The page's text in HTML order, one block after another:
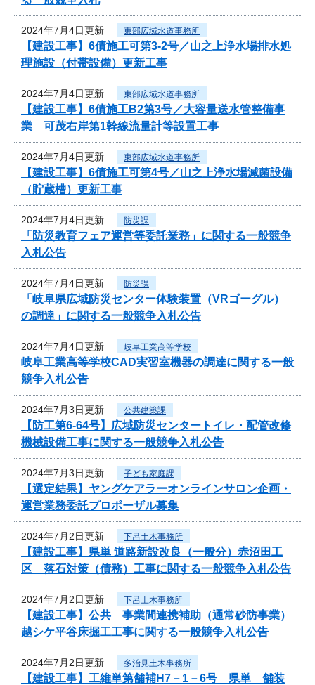
2024年7月4日更新 東部広域水道事務所
【建設工事】6債施工可第3-2号／山之上浄水場排水処
理施設（付帯設備）更新工事
2024年7月4日更新 東部広域水道事務所
【建設工事】6債施工B2第3号／大容量送水管整備事
業 可茂右岸第1幹線流量計等設置工事
2024年7月4日更新 東部広域水道事務所
【建設工事】6債施工可第4号／山之上浄水場滅菌設備
（貯蔵槽）更新工事
2024年7月4日更新 防災課
「防災教育フェア運営等委託業務」に関する一般競争
入札公告
2024年7月4日更新 防災課
「岐阜県広域防災センター体験装置（VRゴーグル）
の調達」に関する一般競争入札公告
2024年7月4日更新 岐阜工業高等学校
岐阜工業高等学校CAD実習室機器の調達に関する一般
競争入札公告
2024年7月3日更新 公共建築課
【防工第6-64号】広域防災センタートイレ・配管改修
機械設備工事に関する一般競争入札公告
2024年7月3日更新 子ども家庭課
【選定結果】ヤングケアラーオンラインサロン企画・
運営業務委託プロポーザル募集
2024年7月2日更新 下呂土木事務所
【建設工事】県単 道路新設改良（一般分）赤沼田工
区 落石対策（債務）工事に関する一般競争入札公告
2024年7月2日更新 下呂土木事務所
【建設工事】公共 事業間連携補助（通常砂防事業）
越シケ平谷床掘工工事に関する一般競争入札公告
2024年7月2日更新 多治見土木事務所
【建設工事】工維単第舗補H7－1－6号 県単 舗装